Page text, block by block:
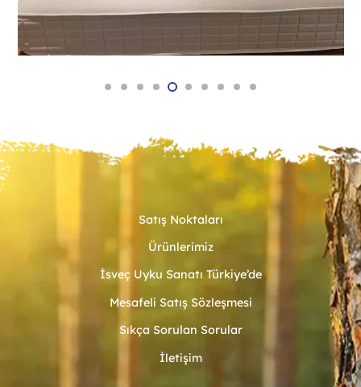
Satış Noktaları
Ürünlerimiz
İsveç Uyku Sanatı Türkiye’de
Mesafeli Satış Sözleşmesi
Sıkça Sorulan Sorular
İletişim